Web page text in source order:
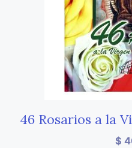
46 Rosarios a la
$